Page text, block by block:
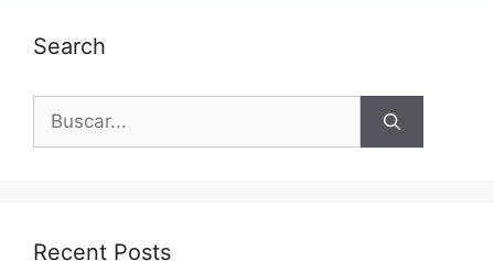
Search
Recent Posts